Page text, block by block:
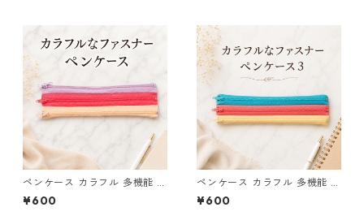
ペンケース カラフル 多機能 筆
箱 ファスナー6本 s9
¥600
ペンケース カラフル 多機能 筆
箱 ファスナー6本 s11
¥600